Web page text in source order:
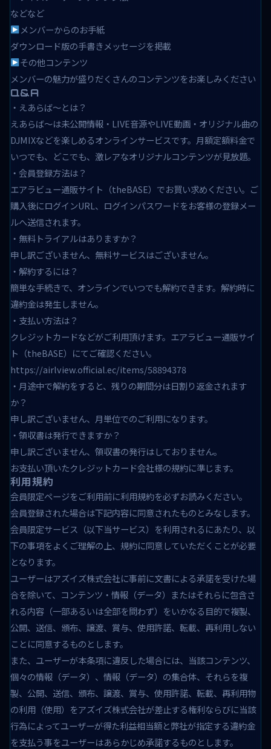
などなど
メンバーからのお手紙
ダウンロード版の手書きメッセージを掲載
その他コンテンツ
メンバーの魅力が盛りだくさんのコンテンツをお楽しみください
Q&A
・えあらば～とは？
えあらば～は未公開情報・LIVE音源やLIVE動画・オリジナル曲の
DJMIXなどを楽しめるオンラインサービスです。月額定額料金で
いつでも、どこでも、激レアなオリジナルコンテンツが見放題。
・会員登録方法は？
エアラビュー通販サイト（theBASE）でお買い求めください。ご
購入後にログインURL、ログインパスワードをお客様の登録メー
ルへ送信されます。
・無料トライアルはありますか？
申し訳ございません、無料サービスはございません。
・解約するには？
簡単な手続きで、オンラインでいつでも解約できます。解約時に
違約金は発生しません。
・支払い方法は？
クレジットカードなどがご利用頂けます。エアラビュー通販サイ
ト（theBASE）にてご確認ください。
https://airlview.official.ec/items/58894378
・月途中で解約をすると、残りの期間分は日割り返金されます
か？
申し訳ございません、月単位でのご利用になります。
・領収書は発行できますか？
申し訳ございません、領収書の発行はしておりません。
お支払い頂いたクレジットカード会社様の規約に準じます。
利用規約
会員限定ページをご利用前に利用規約を必ずお読みください。
会員登録された場合は下記内容に同意されたものとみなします。
会員限定サービス（以下当サービス）を利用されるにあたり、以
下の事項をよくご理解の上、規約に同意していただくことが必要
となります。
ユーザーはアズイズ株式会社に事前に文書による承諾を受けた場
合を除いて、コンテンツ・情報（データ）またはそれらに包含さ
れる内容（一部あるいは全部を問わず）をいかなる目的で複製、
公開、送信、頒布、譲渡、賞与、使用許諾、転載、再利用しない
ことに同意するものとします。
また、ユーザーが本条項に違反した場合には、当該コンテンツ、
個々の情報（データ）、情報（データ）の集合体、それらを複
製、公開、送信、頒布、譲渡、賞与、使用許諾、転載、再利用物
の利用（使用）をアズイズ株式会社が差止する権利ならびに当該
行為によってユーザーが得た利益相当額と弊社が指定する違約金
を支払う事をユーザーはあらかじめ承諾するものとします。